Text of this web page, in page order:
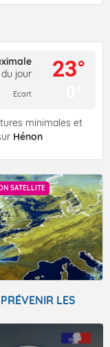
du jour
Ecart
23°
minimales et
Hénon
SATELLITE
LES